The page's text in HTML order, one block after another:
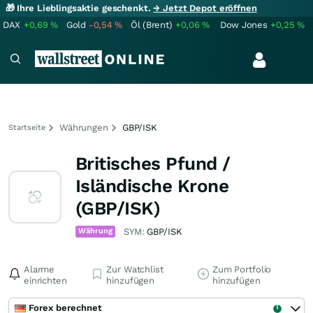
🎁 Ihre Lieblingsaktie geschenkt.→ Jetzt Depot eröffnen
DAX +0,69% Gold -0,54% Öl (Brent) +0,06% Dow Jones +0,25%
Startseite Währungen GBP/ISK
Britisches Pfund /
Isländische Krone
(GBP/ISK)
Währung SYM: GBP/ISK
Alarme
einrichten
Zur Watchlist
hinzufügen
Zum Portfolio
hinzufügen
Forex berechnet